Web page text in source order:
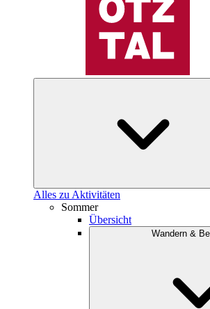
Alles zu Aktivitäten
Sommer
Übersicht
Wandern &